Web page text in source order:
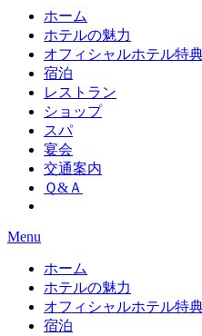
ホーム
ホテルの魅力
オフィシャルホテル特
宿泊
レストラン
ショップ
スパ
宴会
交通案内
Ｑ&Ａ
Menu
ホーム
ホテルの魅力
オフィシャルホテル特
宿泊